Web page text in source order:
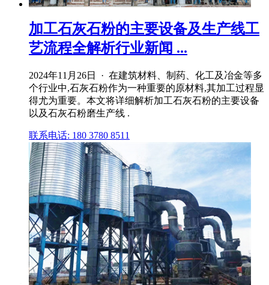
加工石灰石粉的主要设备及生产线工
艺流程全解析行业新闻 ...
2024年11月26日 · 在建筑材料、制药、化工及冶金等多
个行业中,石灰石粉作为一种重要的原材料,其加工过程显
得尤为重要。本文将详细解析加工石灰石粉的主要设备
以及石灰石粉磨生产线 .
联系电话: 180 3780 8511